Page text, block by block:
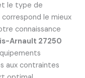
le type de
le mieux
connaissance
Arnault 27250
aux contraintes